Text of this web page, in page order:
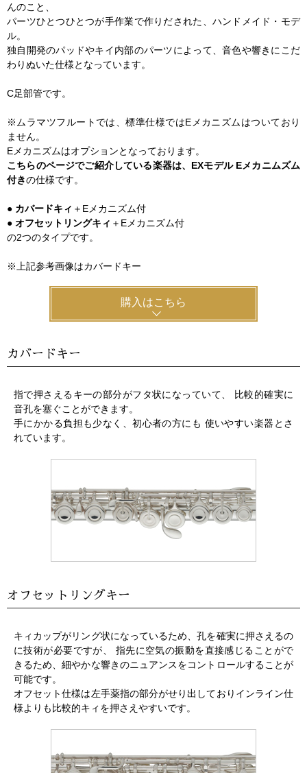
んのこと、
パーツひとつひとつが手作業で作りだされた、ハンドメイド・モデ
ル。
独自開発のパッドやキイ内部のパーツによって、音色や響きにこだ
わりぬいた仕様となっています。
C足部管です。
※ムラマツフルートでは、標準仕様ではEメカニズムはついており
ません。
Eメカニズムはオプションとなっております。
こちらのページでご紹介している楽器は、EXモデル Eメカニムズム
付きの仕様です。
● カバードキィ ＋Eメカニズム付
● オフセットリングキィ ＋Eメカニズム付
の2つのタイプです。
※上記参考画像はカバードキー
購入はこちら
カバードキー
指で押さえるキーの部分がフタ状になっていて、 比較的確実に
音孔を塞ぐことができます。
手にかかる負担も少なく、初心者の方にも 使いやすい楽器とさ
れています。
オフセットリングキー
キィカップがリング状になっているため、孔を確実に押さえるの
に技術が必要ですが、 指先に空気の振動を直接感じることがで
きるため、細やかな響きのニュアンスをコントロールすることが
可能です。
オフセット仕様は左手薬指の部分がせり出しておりインライン仕
様よりも比較的キィを押さえやすいです。